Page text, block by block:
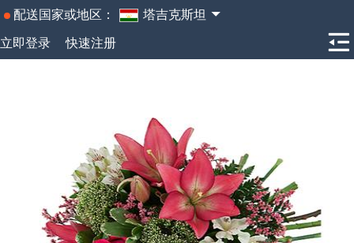
配送国家或地区：
塔吉克斯坦
立即登录
快速注册